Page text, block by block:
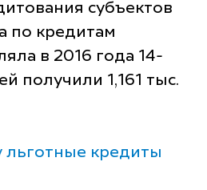
субъектов
по кредитам
в 2016 года 14-
получили 1,161 тыс.
льготные кредиты